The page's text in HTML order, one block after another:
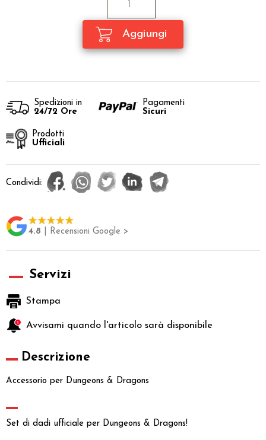
Spedizioni in
24/72 Ore
Pagamenti
Sicuri
Prodotti
Ufficiali
Condividi:
4.8 | Recensioni Google >
Servizi
Stampa
Avvisami quando l'articolo sarà disponibile
Descrizione
Accessorio per Dungeons & Dragons
Set di dadi ufficiale per Dungeons & Dragons!